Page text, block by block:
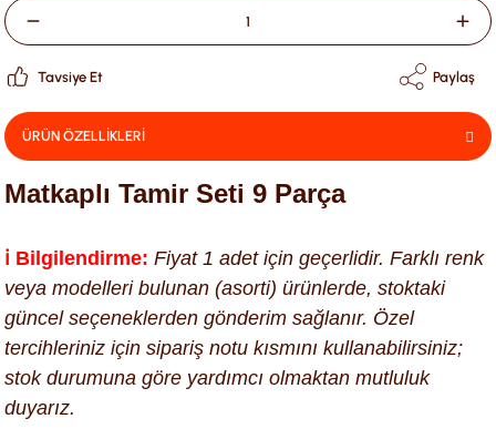
Tavsiye Et Paylaş
ÜRÜN ÖZELLİKLERİ
Matkaplı Tamir Seti 9 Parça
ℹ️ Bilgilendirme: Fiyat 1 adet için geçerlidir. Farklı renk
veya modelleri bulunan (asorti) ürünlerde, stoktaki
güncel seçeneklerden gönderim sağlanır. Özel
tercihleriniz için sipariş notu kısmını kullanabilirsiniz;
stok durumuna göre yardımcı olmaktan mutluluk
duyarız.